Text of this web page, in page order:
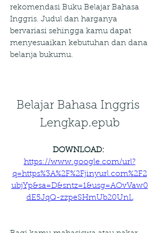
rekomendasi Buku Belajar Bahasa
Inggris. Judul dan harganya
bervariasi sehingga kamu dapat
menyesuaikan kebutuhan dan dana
belanja bukumu.
Belajar Bahasa Inggris
Lengkap.epub
https://www.google.com/url?
q=https%3A%2F%2Fjinyurl.com%2F2
ubjYp&sa=D&sntz=1&usg=AOvVaw0
dE5JqQ-zzpeSHmUb20UnL